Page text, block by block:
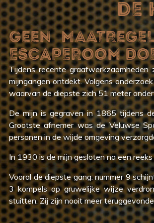
DE
GEEN
ESCAPEROOM
Tijdens recente
mijngangen ontdekt. Volgens
waarvan de diepste zich 51 meter
De mijn is gegraven in 1865 tijdens
Grootste afnemer was de Veluwse
personen in de wijde omgeving
In 1930 is de mijn gesloten na een
Vooral de diepste gang: nummer 9
3 kompels op gruwelijke wijze
stuitten. Zij zijn nooit meer